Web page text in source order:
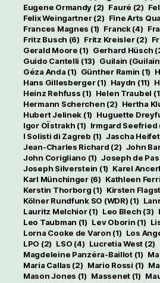
Eugene Ormandy (2) Fauré (2)
Felix Weingartner(2) Fine Arts
Frances Magnes (1) Franck(4)
Fritz Busch (6) Fritz Kreisler(2)
Gerald Moore (1) Gerhard Hüsch
Guido Cantelli (13) Guilain
Géza Anda (1) Günther Ramin (1)
Hans Gillesberger(1) Haydn (11)
Heinz Rehfuss (1) Helen Traubel
Hermann Scherchen (2) Hertha
Hubert Jelinek (1) Huguette
Igor OÏstrakh (1) Irmgard Seefried
I Solisti di Zagreb (1) Jascha
Jean-Charles Richard (2) John
John Corigliano (1) Joseph de
Joseph Silverstein (1) Karel Ancerl
Karl Münchinger(6) Kathleen
Kerstin Thorborg (1) Kirsten
Kölner Rundfunk SO (WDR) (1)
Lauritz Melchior(1) Leo Blech (3)
Leo Taubman (1) Lev Oborin (1)
Lorna Cooke de Varon (1) Los
LPO (2) LSO (4) Lucretia West (2)
Magdeleine Panzéra-Baillot(1)
Maria Callas (2) Mario Rossi (1)
Mason Jones (1) Massenet(1)